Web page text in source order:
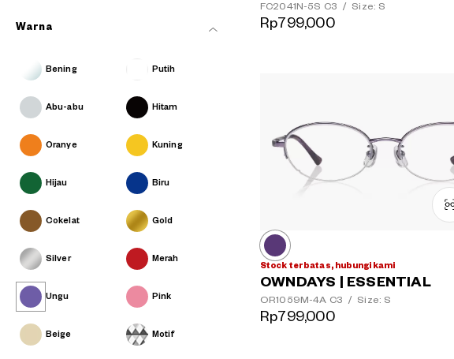
Warna
Bening Putih
Abu-abu Hitam
Oranye Kuning
Hijau Biru
Cokelat Gold
Silver Merah
Ungu Pink
Beige Motif
FC2041N-5S C3 / Size: S
Rp799,000
Stock terbatas, hubungi kami
OWNDAYS | ESSENTIAL
OR1059M-4A C3 / Size: S
Rp799,000